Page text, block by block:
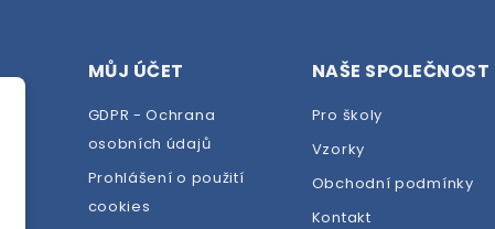
MŮJ ÚČET
GDPR - Ochrana
osobních údajů
Prohlášení o použití
cookies
NAŠE SPOLEČNOST
Pro školy
Vzorky
Obchodní podmínky
Kontakt